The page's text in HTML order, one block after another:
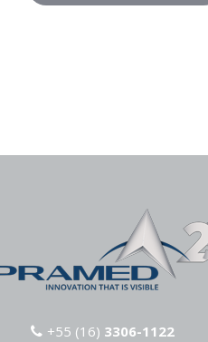
+55 (16) 3306-1122